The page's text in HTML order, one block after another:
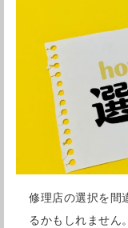
迅速かつ親身に
がたいです！
修理店の選択を間
るかもしれません